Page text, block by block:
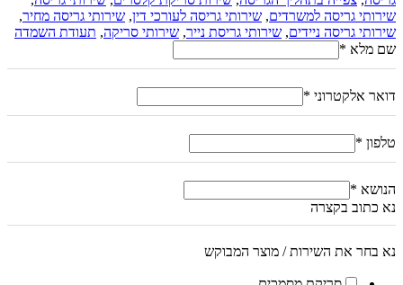
שירותי גריסה למשרדים, שירותי גריסה לעורכי דין, שירותי גריסה מחיר,
שירותי גריסה ניידים, שירותי גריסת נייר, שירותי סריקה, תעודת השמדה
שם מלא *
דואר אלקטרוני *
טלפון *
הנושא *
נא כתוב בקצרה
נא בחר את השירות / מוצר המבוקש